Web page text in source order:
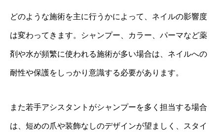
どのような施術を主に行うかによって、ネイルの影響度
は変わってきます。シャンプー、カラー、パーマなど薬
剤や水が頻繁に使われる施術が多い場合は、ネイルへの
耐性や保護をしっかり意識する必要があります。
また若手アシスタントがシャンプーを多く担当する場合
は、短めの爪や装飾なしのデザインが望ましく、スタイ